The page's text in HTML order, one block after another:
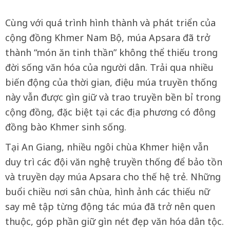
Cùng với quá trình hình thành và phát triển của
cộng đồng Khmer Nam Bộ, múa Apsara đã trở
thành “món ăn tinh thần” không thể thiếu trong
đời sống văn hóa của người dân. Trải qua nhiều
biến động của thời gian, điệu múa truyền thống
này vẫn được gìn giữ và trao truyền bền bỉ trong
cộng đồng, đặc biệt tại các địa phương có đông
đồng bào Khmer sinh sống.
Tại An Giang, nhiều ngôi chùa Khmer hiện vẫn
duy trì các đội văn nghệ truyền thống để bảo tồn
và truyền dạy múa Apsara cho thế hệ trẻ. Những
buổi chiều nơi sân chùa, hình ảnh các thiếu nữ
say mê tập từng động tác múa đã trở nên quen
thuộc, góp phần giữ gìn nét đẹp văn hóa dân tộc.